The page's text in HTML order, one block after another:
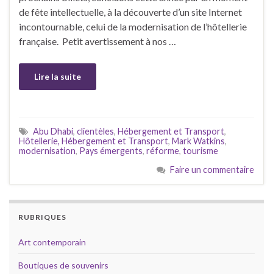
de fête intellectuelle, à la découverte d’un site Internet
incontournable, celui de la modernisation de l’hôtellerie
française. Petit avertissement à nos …
Lire la suite
Abu Dhabi, clientèles, Hébergement et Transport,
Hôtellerie, Hébergement et Transport, Mark Watkins,
modernisation, Pays émergents, réforme, tourisme
Faire un commentaire
RUBRIQUES
Art contemporain
Boutiques de souvenirs